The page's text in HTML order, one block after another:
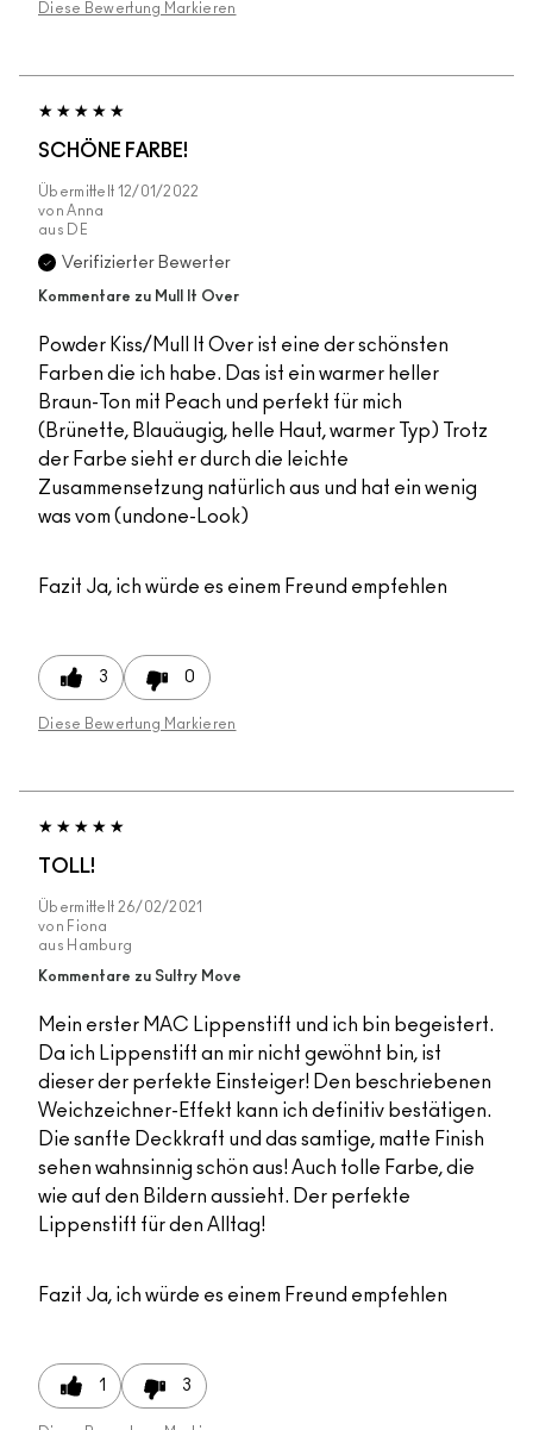
Diese Bewertung Markieren
SCHÖNE FARBE!
Übermittelt 12/01/2022
von Anna
aus
DE
Verifizierter Bewerter
Kommentare zu Mull It Over
Powder Kiss/Mull It Over ist eine der schönsten
Farben die ich habe. Das ist ein warmer heller
Braun-Ton mit Peach und perfekt für mich
(Brünette, Blauäugig, helle Haut, warmer Typ) Trotz
der Farbe sieht er durch die leichte
Zusammensetzung natürlich aus und hat ein wenig
was vom (undone-Look)
Fazit Ja, ich würde es einem Freund empfehlen
3 0
Diese Bewertung Markieren
TOLL!
Übermittelt 26/02/2021
von Fiona
aus Hamburg
Kommentare zu Sultry Move
Mein erster MAC Lippenstift und ich bin begeistert.
Da ich Lippenstift an mir nicht gewöhnt bin, ist
dieser der perfekte Einsteiger! Den beschriebenen
Weichzeichner-Effekt kann ich definitiv bestätigen.
Die sanfte Deckkraft und das samtige, matte Finish
sehen wahnsinnig schön aus! Auch tolle Farbe, die
wie auf den Bildern aussieht. Der perfekte
Lippenstift für den Alltag!
Fazit Ja, ich würde es einem Freund empfehlen
1 3